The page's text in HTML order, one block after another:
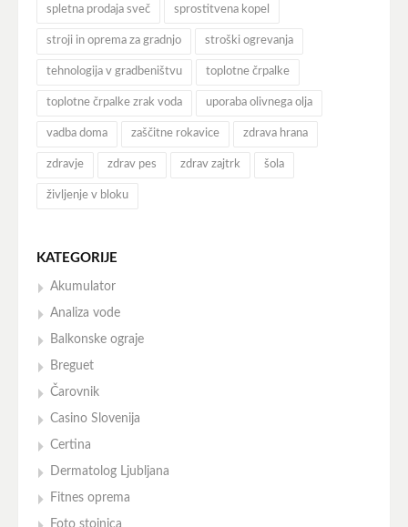
spletna prodaja sveč sprostitvena kopel
stroji in oprema za gradnjo stroški ogrevanja
tehnologija v gradbeništvu toplotne črpalke
toplotne črpalke zrak voda uporaba olivnega olja
vadba doma zaščitne rokavice zdrava hrana
zdravje zdrav pes zdrav zajtrk šola
življenje v bloku
KATEGORIJE
Akumulator
Analiza vode
Balkonske ograje
Breguet
Čarovnik
Casino Slovenija
Certina
Dermatolog Ljubljana
Fitnes oprema
Foto stojnica